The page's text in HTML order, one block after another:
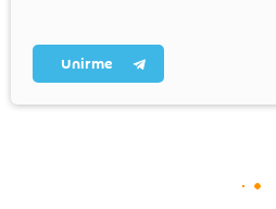
Unirme